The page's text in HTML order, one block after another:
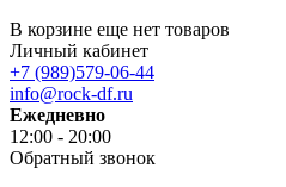
В корзине еще нет товаров
Личный кабинет
+7 (989)579-06-44
info@rock-df.ru
Ежедневно
12:00 - 20:00
Обратный звонок